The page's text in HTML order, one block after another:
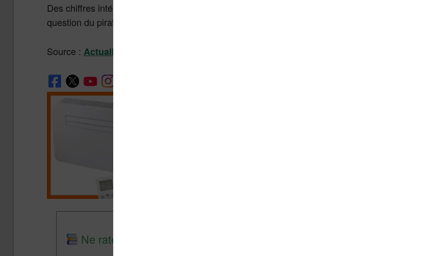
Des chiffres intéressants donc, même si je suis à peu près certain qu’ils sont faussés sur la
question du piratage.
Source : Actualitté
Ne rate plus aucune promo liseuse !